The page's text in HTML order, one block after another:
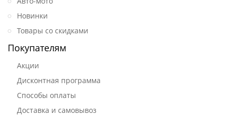
Новинки
Товары со скидками
Покупателям
Акции
Дисконтная программа
Способы оплаты
Доставка и самовывоз